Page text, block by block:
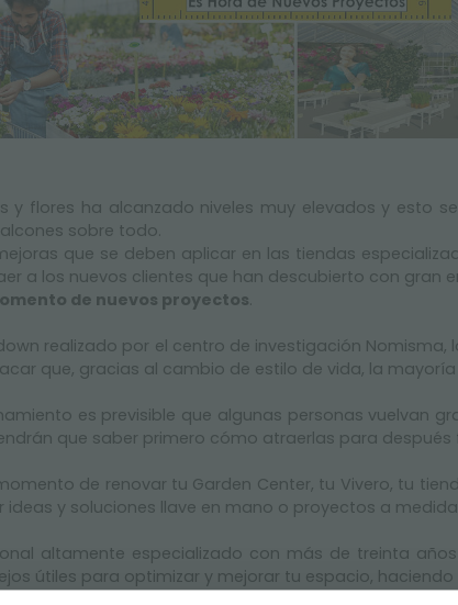
y flores ha alcanzado niveles muy elevados y esto
sobre todo.
que se deben aplicar en las tiendas
a los nuevos clientes que han descubierto con gran
de nuevos proyectos.
realizado por el centro de investigación
que, gracias al cambio de estilo de vida, la
es previsible que algunas personas vuelvan
que saber primero cómo atraerlas para después
de renovar tu Garden Center, tu Vivero, tu
ideas y soluciones llave en mano o proyectos a
altamente especializado con más de treinta
útiles para optimizar y mejorar tu espacio,